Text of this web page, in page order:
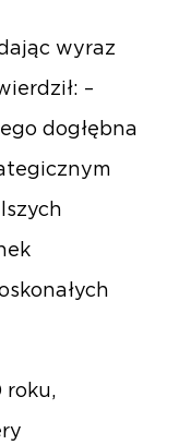
wyraz
–
dogłębna
roku,